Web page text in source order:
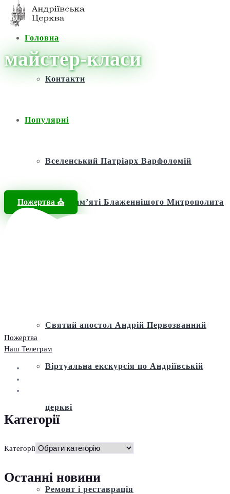
Головна
Контакти
Популярні
Вселенський Патріарх Варфоломій
Фонд пам’яті Блаженнішого Митрополита
Святий апостол Андрій Первозванний
Віртуальна екскурсія по Андріївській
церкві
Історія
Ремонт і реставрація
Пожертва ⛪️
майстер-класи
Пожертва
Наш Телеграм
Категорії
Категорії
Останні новини